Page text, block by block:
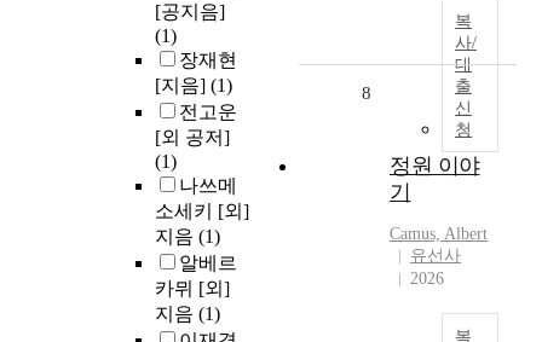
[공지음]
(1)
장재현
[지음] (1)
전고운
[외 공저]
(1)
나쓰메
소세키 [외]
지음 (1)
알베르
카뮈 [외]
지음 (1)
복
사/
대
출
신
청
8
정원 이야
기
Camus, Albert
유선사
2026
복